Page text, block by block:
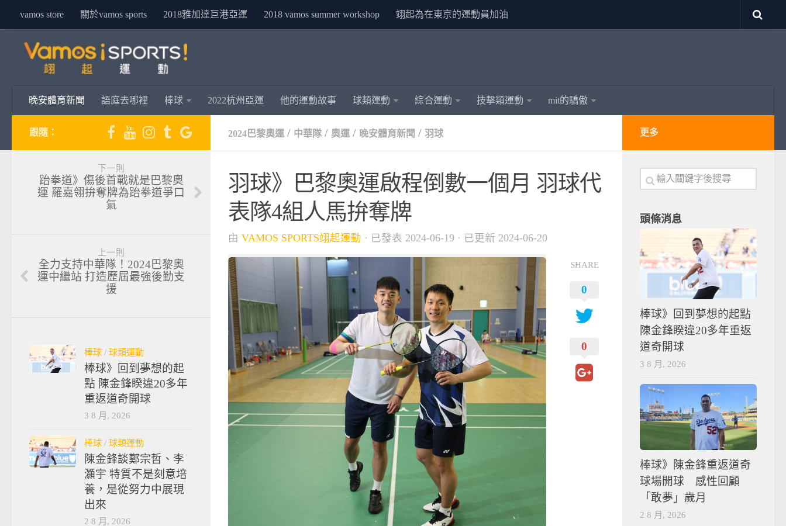
vamos store 關於vamos sports 2018雅加達巨港亞運 2018 vamos summer workshop 翊起為在東京的運動員加油
晚安體育新聞 語庭去哪裡 棒球 2022杭州亞運 他的運動故事 球類運動 綜合運動 技擊類運動 mit的驕傲
2024巴黎奧運 / 中華隊 / 奧運 / 晚安體育新聞 / 羽球
羽球》巴黎奧運啟程倒數一個月 羽球代
表隊4組人馬拚奪牌
由 VAMOS SPORTS翊起運動 · 已發表 2024-06-19 · 已更新 2024-06-20
SHARE
0
0
跟隨：
下一則
跆拳道》傷後首戰就是巴黎奧
運 羅嘉翎拚奪牌為跆拳道爭口
氣
上一則
全力支持中華隊！2024巴黎奧
運中繼站 打造歷屆最強後勤支
援
棒球 / 球類運動
棒球》回到夢想的起
點 陳金鋒睽違20多年
重返道奇開球
3 8 月, 2026
棒球 / 球類運動
陳金鋒談鄭宗哲、李
灝宇 特質不是刻意培
養，是從努力中展現
出來
2 8 月, 2026
更多
頭條消息
棒球》回到夢想的起點
陳金鋒睽違20多年重返
道奇開球
3 8 月, 2026
棒球》陳金鋒重返道奇
球場開球 感性回顧
「敢夢」歲月
2 8 月, 2026